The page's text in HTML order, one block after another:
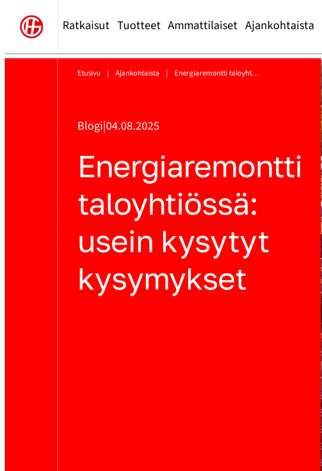
Ratkaisut Tuotteet Ammattilaiset Ajankohtaista
Etusivu | Ajankohtaista | Energia­remontti taloyht…
Blogi|04.08.2025
Energia­remontti
taloyhtiössä:
usein kysytyt
kysymykset